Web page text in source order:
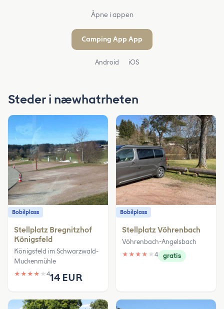
Åpne i appen
Camping App App
Android iOS
Steder i næwhatrheten
Bobilplass
Stellplatz Bregnitzhof
Königsfeld
Königsfeld im Schwarzwald-
Muckenmühle
★ ★ ★ ★ ★ 414 EUR
Bobilplass
Stellplatz Vöhrenbach
Vöhrenbach-Angelsbach
★ ★ ★ ★ ★ 4 gratis